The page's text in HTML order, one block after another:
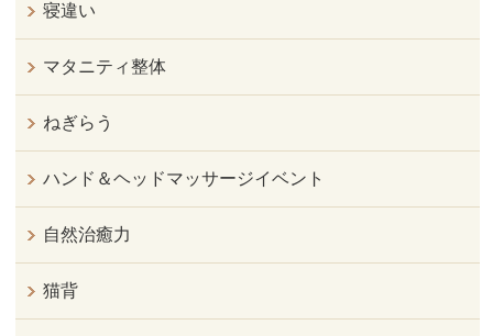
寝違い
マタニティ整体
ねぎらう
ハンド＆ヘッドマッサージイベント
自然治癒力
猫背